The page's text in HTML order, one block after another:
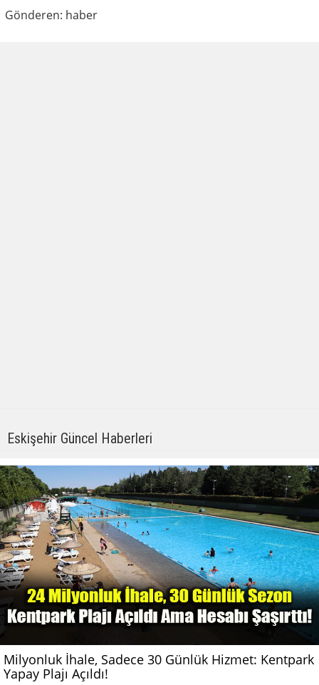
Gönderen: haber
Eskişehir Güncel Haberleri
Milyonluk İhale, Sadece 30 Günlük Hizmet: Kentpark
Yapay Plajı Açıldı!